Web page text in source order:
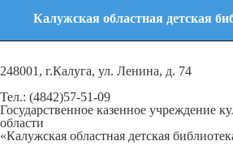
Калужская областная детская
248001, г.Калуга, ул. Ленина, д. 74
Тел.: (4842)57-51-09
Государственное казенное учреждение
области
«Калужская областная детская